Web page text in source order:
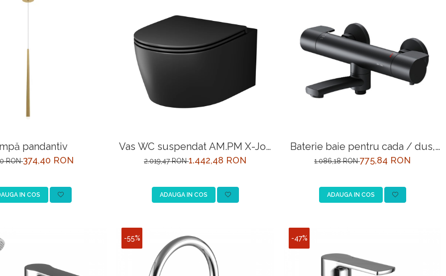
pandantiv
RON374,40 RON
IN COS
Vas WC suspendat AM.PM X-Joy
CXB1700MBSC, negru, evacuare
2.019,47 RON1.442,48 RON
ADAUGA IN COS
Baterie baie pentru cada / dus,
AM.PM X-Joy F85A50022,
1.086,18 RON775,84 RON
ADAUGA IN COS
-55% -47%